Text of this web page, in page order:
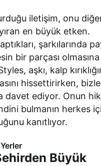
iletişim, onu
en büyük etken.
şarkılarında
bir parçası
aşkı, kalp
hissettirirken,
davet ediyor. Onun
bulmanın herkes
kanıtlıyor.
Büyük